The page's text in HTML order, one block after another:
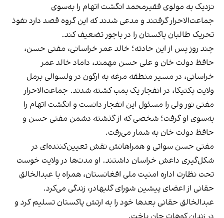
نزدیک به مولوی فقیرمحمد انگشت اتهام را به‌سوی
جماعت‌الاحرار گرفتند و مدعی شدند که این گروه قصد دارد نفوذ
تحریک طالبان پاکستان را در باجور تضعیف کند.
چند روز پس از این حادثه؛ خالد عمر خراسانی، مفتی حسن،
حافظ دولت خان و علی حسن مهمند، داماد خالد عمر
خراسانی، در مسیر منطقه مرغه به ارگون در ولسوالی برمل
ولایت پکتیکا، در انفجار یک بمب کشته شدند. جماعت‌الاحرار
مفتی نور ولی را مسئول این انفجار دانست و انگشت اتهام را
به‌سوی او گرفت؛ شخصی که از گذشته دشمن مفتی حسن و
حافظ دولت خان به شمار می‌رفت.
مفتی حسن سواتی و همراهانش نقش تعیین‌کننده‌ای در
شکل‌گیری داعش خراسان داشتند. او مدت‌ها در ولایت خوست
تحت نظارت اداره امنیت ملی افغانستان، همراه با عبدالخالق
حقانی از اعضای پیشین شورای گلبهادر، زندگی می‌کرد.
عبدالخالق حقانی بعدها خود را به ارتش پاکستان تسلیم کرد و